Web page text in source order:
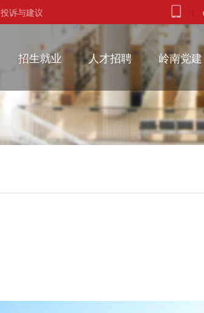
|
投诉与建议
招生就业 人才招聘 岭南党建